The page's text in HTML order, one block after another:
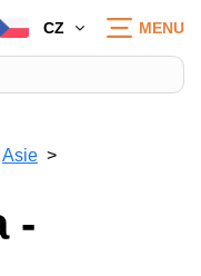
CZ MENU
Asie
-